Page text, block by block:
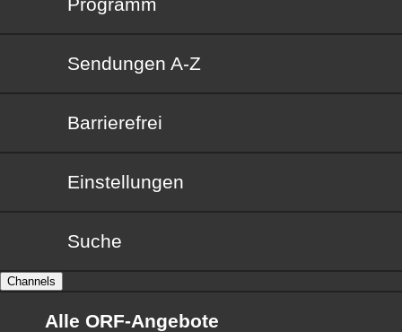
Sendungen von A bis Z
Sendungen A-Z
Barrierefrei
Barrierefrei
Einstellungen
Suche
Channels
Alle ORF-Angebote